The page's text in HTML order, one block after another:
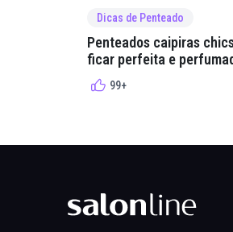
Dicas de Penteado
Penteados caipiras
ficar perfeita e
arraial
99+